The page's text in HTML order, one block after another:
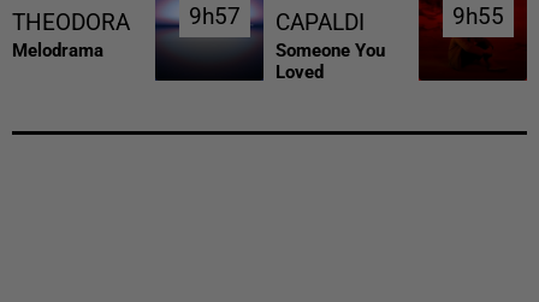
THEODORA
Melodrama
9h57
9h57
CAPALDI
Someone You
Loved
9h55
9h55